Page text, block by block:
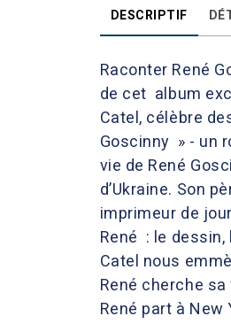
DESCRIPTIF
Raconter René
de cet album
Catel, célèbre
Goscinny » - un
vie de René
d’Ukraine. Son
imprimeur de
René : le
Catel nous
René cherche
René part à